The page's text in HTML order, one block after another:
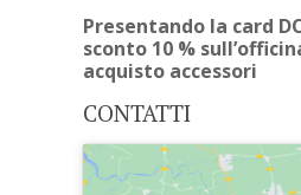
Presentando la card
sconto 10 %
acquisto accessori
CONTATTI